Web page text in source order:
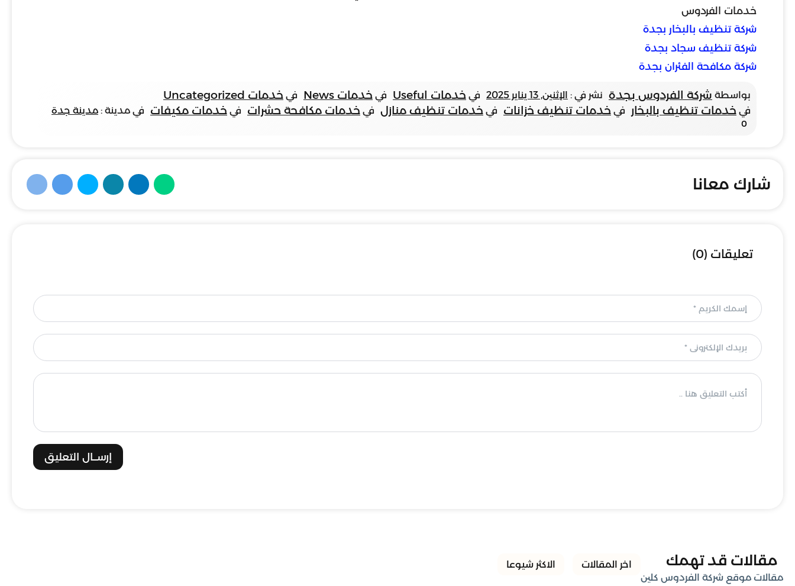
خدمات الفردوس
شركة تنظيف بالبخار بجدة
شركة تنظيف سجاد بجدة
شركة مكافحة الفئران بجدة
بواسطة شركة الفردوس بجدة نشر في : الإثنين, 13 يناير 2025 في خدمات Useful في خدمات News في خدمات Uncategorized
في خدمات تنظيف بالبخار في خدمات تنظيف خزانات في خدمات تنظيف منازل في خدمات مكافحة حشرات في خدمات مكيفات في مدينة : مدينة جدة
0
شارك معانا
تعليقات (0)
إرســال التعليق
مقالات قد تهمك
مقالات موقع شركة الفردوس كلين
اخر المقالات الاكثر شيوعا